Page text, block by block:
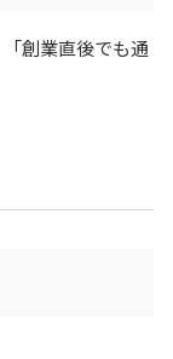
創業直後でも通